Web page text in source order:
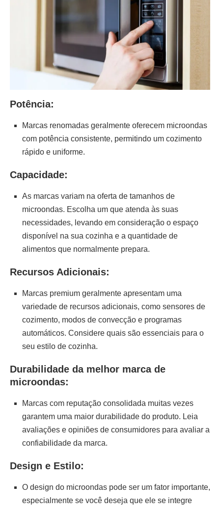
Potência:
Marcas renomadas geralmente oferecem microondas
com potência consistente, permitindo um cozimento
rápido e uniforme.
Capacidade:
As marcas variam na oferta de tamanhos de
microondas. Escolha um que atenda às suas
necessidades, levando em consideração o espaço
disponível na sua cozinha e a quantidade de
alimentos que normalmente prepara.
Recursos Adicionais:
Marcas premium geralmente apresentam uma
variedade de recursos adicionais, como sensores de
cozimento, modos de convecção e programas
automáticos. Considere quais são essenciais para o
seu estilo de cozinha.
Durabilidade da melhor marca de
microondas:
Marcas com reputação consolidada muitas vezes
garantem uma maior durabilidade do produto. Leia
avaliações e opiniões de consumidores para avaliar a
confiabilidade da marca.
Design e Estilo:
O design do microondas pode ser um fator importante,
especialmente se você deseja que ele se integre